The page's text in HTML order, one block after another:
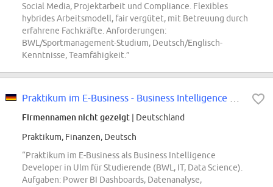
Social Media, Projektarbeit und Compliance. Flexibles
hybrides Arbeitsmodell, fair vergütet, mit Betreuung durch
erfahrene Fachkräfte. Anforderungen:
BWL/Sportmanagement-Studium, Deutsch/Englisch-
Kenntnisse, Teamfähigkeit.”
Firmennamen nicht gezeigt | Deutschland
Praktikum, Finanzen, Deutsch
“Praktikum im E-Business als Business Intelligence
Developer in Ulm für Studierende (BWL, IT, Data Science).
Aufgaben: Power BI Dashboards, Datenanalyse,